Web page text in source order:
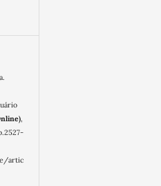
artic